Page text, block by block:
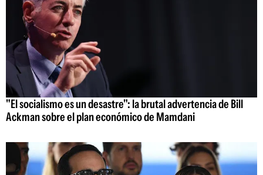
"El socialismo es un desastre": la brutal advertencia de Bill
Ackman sobre el plan económico de Mamdani